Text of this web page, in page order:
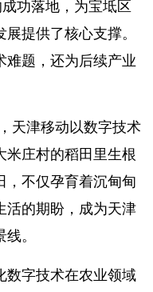
功落地，为宝坻区
提供了核心支撑。
难题，还为后续产业
天津移动以数字技术
米庄村的稻田里生根
，不仅孕育着沉甸甸
活的期盼，成为天津
。
字技术在农业领域